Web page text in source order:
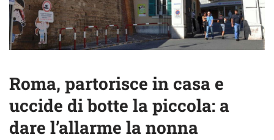
Roma, partorisce in casa e
uccide di botte la piccola: a
dare l’allarme la nonna